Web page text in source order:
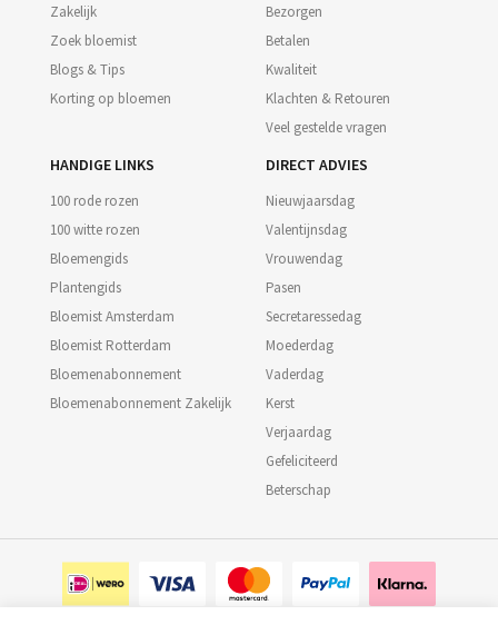
Zakelijk
Zoek bloemist
Blogs & Tips
Korting op bloemen
Bezorgen
Betalen
Kwaliteit
Klachten & Retouren
Veel gestelde vragen
HANDIGE LINKS
100 rode rozen
100 witte rozen
Bloemengids
Plantengids
Bloemist Amsterdam
Bloemist Rotterdam
Bloemenabonnement
Bloemenabonnement Zakelijk
DIRECT ADVIES
Nieuwjaarsdag
Valentijnsdag
Vrouwendag
Pasen
Secretaressedag
Moederdag
Vaderdag
Kerst
Verjaardag
Gefeliciteerd
Beterschap